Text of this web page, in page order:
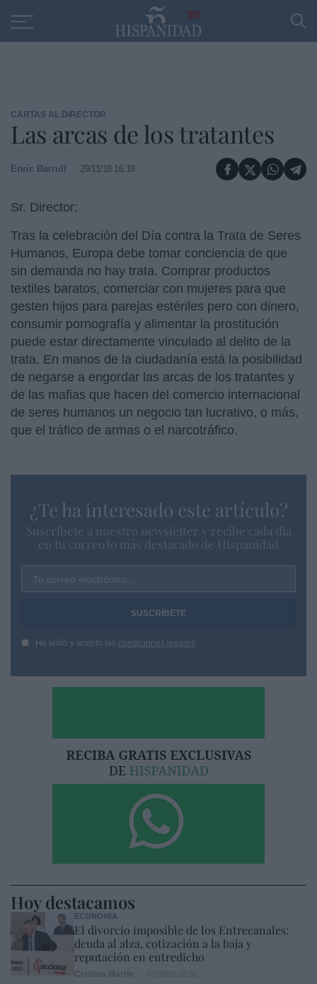
30
CARTAS AL DIRECTOR
Las arcas de los tratantes
Enric Barrull 29/11/18 16:18
Sr. Director:
Tras la celebración del Día contra la Trata de Seres
Humanos, Europa debe tomar conciencia de que
sin demanda no hay trata. Comprar productos
textiles baratos, comerciar con mujeres para que
gesten hijos para parejas estériles pero con dinero,
consumir pornografía y alimentar la prostitución
puede estar directamente vinculado al delito de la
trata. En manos de la ciudadanía está la posibilidad
de negarse a engordar las arcas de los tratantes y
de las mafias que hacen del comercio internacional
de seres humanos un negocio tan lucrativo, o más,
que el tráfico de armas o el narcotráfico.
¿Te ha interesado este artículo?
Suscríbete a nuestro newsletter y recibe cada dia
en tu correo lo más destacado de Hispanidad
Tu correo electrónico...
He leído y acepto las condiciones legales
Hoy destacamos
ECONOMÍA
El divorcio imposible de los Entrecanales:
deuda al alza, cotización a la baja y
reputación en entredicho